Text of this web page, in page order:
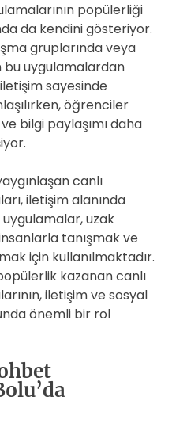
popülerliği
da kendini gösteriyor.
gruplarında veya
uygulamalardan
sayesinde
öğrenciler
bilgi paylaşımı daha
canlı
iletişim alanında
uzak
tanışmak ve
için kullanılmaktadır.
kazanan canlı
iletişim ve sosyal
önemli bir rol